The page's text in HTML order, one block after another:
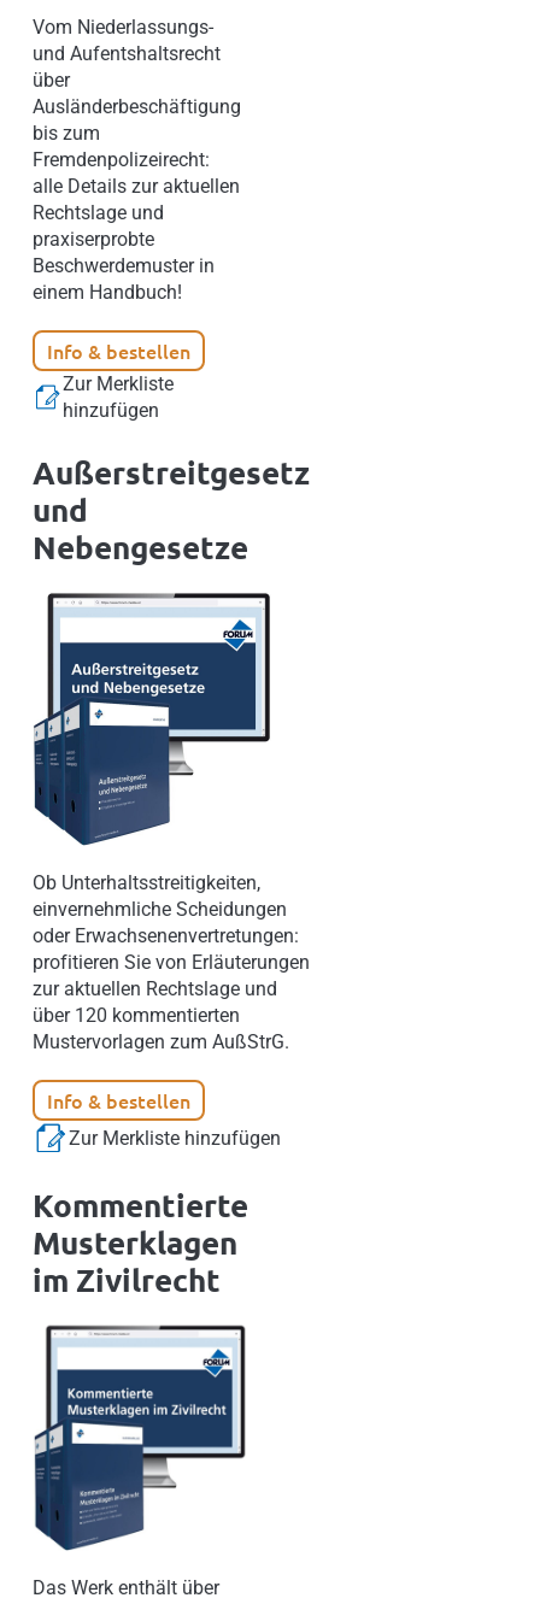
Vom Niederlassungs-
und Aufentshaltsrecht
über
Ausländerbeschäftigung
bis zum
Fremdenpolizeirecht:
alle Details zur aktuellen
Rechtslage und
praxiserprobte
Beschwerdemuster in
einem Handbuch!
Info & bestellen
Zur Merkliste
hinzufügen
Außerstreitgesetz
und
Nebengesetze
Ob Unterhaltsstreitigkeiten,
einvernehmliche Scheidungen
oder Erwachsenenvertretungen:
profitieren Sie von Erläuterungen
zur aktuellen Rechtslage und
über 120 kommentierten
Mustervorlagen zum AußStrG.
Info & bestellen
Zur Merkliste hinzufügen
Kommentierte
Musterklagen
im Zivilrecht
Das Werk enthält über